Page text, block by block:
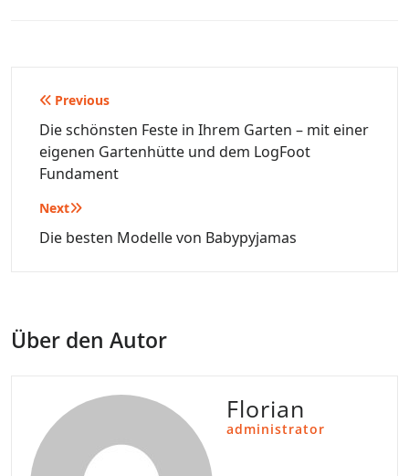
Beitragsnavigation
Previous
Die schönsten Feste in Ihrem Garten – mit einer
eigenen Gartenhütte und dem LogFoot
Fundament
Next
Die besten Modelle von Babypyjamas
Über den Autor
Florian
administrator